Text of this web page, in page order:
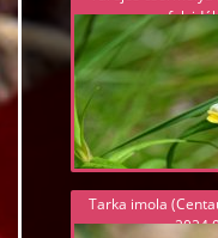
Tarka imola